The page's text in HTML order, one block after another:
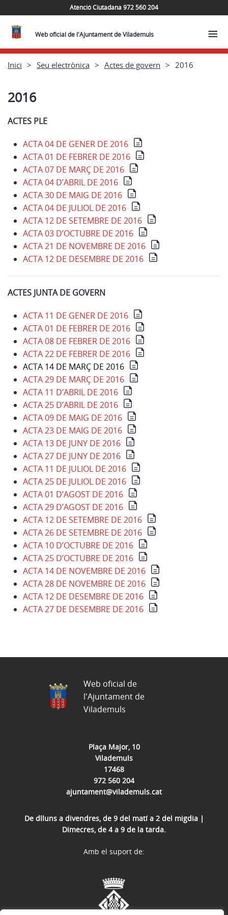
Atenció Ciutadana 972 560 204
Web oficial de l'Ajuntament de Vilademuls
Inici Seu electrònica Actes de govern 2016
2016
ACTES PLE
ACTA 04 DE GENER DE 2016
ACTA 01 DE FEBRER DE 2016
ACTA 07 DE MARÇ DE 2016
ACTA 04 D’ABRIL DE 2016
ACTA 30 DE MAIG DE 2016
ACTA 04 DE JULIOL DE 2016
ACTA 12 DE SETEMBRE DE 2016
ACTA 03 D’OCTUBRE DE 2016
ACTA 21 DE NOVEMBRE DE 2016
ACTA 12 DE DESEMBRE DE 2016
ACTES JUNTA DE GOVERN
ACTA 11 DE GENER DE 2016
ACTA 01 DE FEBRER DE 2016
ACTA 08 DE FEBRER DE 2016
ACTA 22 DE FEBRER DE 2016
ACTA 14 DE MARÇ DE 2016
ACTA 29 DE MARÇ DE 2016
ACTA 11 D’ABRIL DE 2016
ACTA 25 D’ABRIL DE 2016
ACTA 09 DE MAIG DE 2016
ACTA 23 DE MAIG DE 2016
ACTA 13 DE JUNY DE 2016
ACTA 27 DE JUNY DE 2016
ACTA 11 DE JULIOL DE 2016
ACTA 25 DE JULIOL DE 2016
ACTA 01 D’AGOST DE 2016
ACTA 29 D’AGOST DE 2016
ACTA 12 DE SETEMBRE DE 2016
ACTA 26 DE SETEMBRE DE 2016
ACTA 10 D’OCTUBRE DE 2016
ACTA 25 D’OCTUBRE DE 2016
ACTA 14 DE NOVEMBRE DE 2016
ACTA 28 DE NOVEMBRE DE 2016
ACTA 12 DE DESEMBRE DE 2016
ACTA 27 DE DESEMBRE DE 2016
Plaça Major, 10
Vilademuls
17468
972 560 204
ajuntament@vilademuls.cat
De dlluns a divendres, de 9 del matí a 2 del migdia |
Dimecres, de 4 a 9 de la tarda.
Web oficial de
l'Ajuntament de
Vilademuls
Amb el suport de: